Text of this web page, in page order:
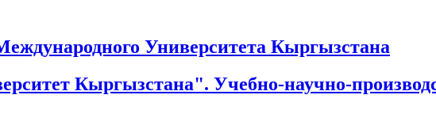
Университета Кыргызстана
Кыргызстана". Учебно-научно-